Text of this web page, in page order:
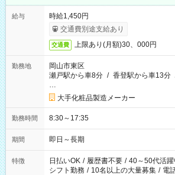
給与
時給1,450円
交通費別途支給あり
交通費 上限あり(月額)30、000円
勤務地
岡山市東区
瀬戸駅から車8分 / 香登駅から車13分
…
大手化粧品製造メーカー
勤務時間 8:30～17:35
期間 即日～長期
特徴 日払いOK / 履歴書不要 / 40～50代活躍
シフト勤務 / 10名以上の大量募集 / 電